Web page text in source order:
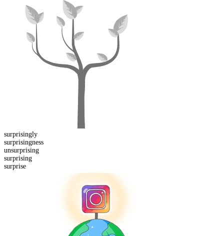
surprisingly
surprisingness
unsurprising
surprising
surprise